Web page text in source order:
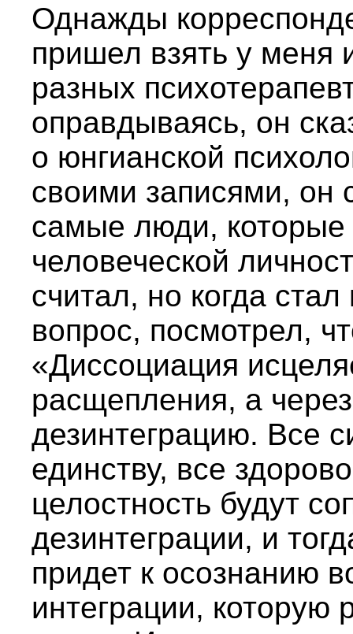
Однажды
пришел взять у меня
разных
оправдываясь, он
о юнгианской
своими записями, он
самые люди,
человеческой
считал, но когда
вопрос, посмотрел,
«Диссоциация
расщепления, а
дезинтеграцию. Все
единству, все
целостность будут
дезинтеграции, и
придет к осознанию
интеграции, которую